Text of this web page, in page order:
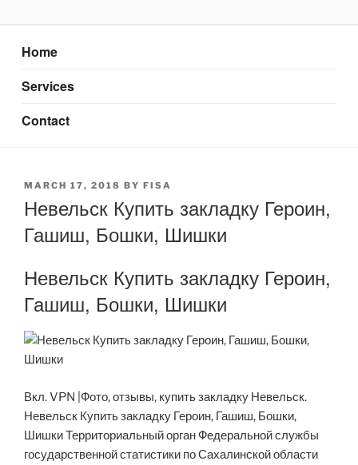
content
Home
Services
Contact
POSTED
MARCH 17, 2018 BY FISA
Невельск Купить закладку Героин,
Гашиш, Бошки, Шишки
Невельск Купить закладку Героин,
Гашиш, Бошки, Шишки
Вкл. VPN |Фото, отзывы, купить закладку Невельск.
Невельск Купить закладку Героин, Гашиш, Бошки,
Шишки Территориальный орган Федеральной службы
государственной статистики по Сахалинской области